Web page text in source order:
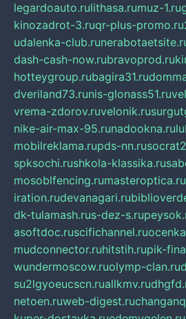
legardoauto.rulithasa.rumuz-1.ru
kinozadrot-3.ruqr-plus-promo.ru
udalenka-club.ru
dash-cash-now.rubravoprod.ru
hotteygroup.rubagira31.ru
dveriland73.runis-glonass51.ru
vrema-zdorov.ruvelonik.ru
nike-air-max-95.runadookna.ru
mobilreklama.rupds-nn.ru
spksochi.rushkola-klassika.ru
mosoblfencing.rumasteroptica.ru
iration.rudevanagari.ru
dk-tulamash.rus-dez-s.ru
asoftdoc.ruscifichannel.ru
mudconnector.ruhitstih.rupik-
wundermoscow.ruolymp-clan.ru
su2lgyoeucscn.ruallkmv.ru
netoen.ruweb-digest.ru